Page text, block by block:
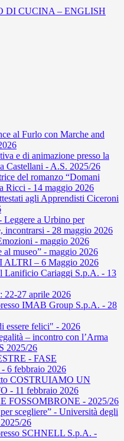
DI CUCINA – ENGLISH
al Furlo con Marche and
e di animazione presso la
Castellani - A.S. 2025/26
del romanzo “Domani
Ricci - 14 maggio 2026
agli Apprendisti Ciceroni
Leggere a Urbino per
incontrarsi - 28 maggio 2026
- maggio 2026
al museo” - maggio 2026
– 6 Maggio 2026
Lanificio Cariaggi S.p.A. - 13
22-27 aprile 2026
IMAB Group S.p.A. - 28
essere felici" - 2026
– incontro con l’Arma
2025/26
- FASE
6 febbraio 2026
COSTRUIAMO UN
- 11 febbraio 2026
FOSSOMBRONE - 2025/26
scegliere” - Università degli
26
SCHNELL S.p.A. -